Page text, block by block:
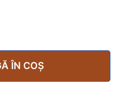
ÎN COȘ